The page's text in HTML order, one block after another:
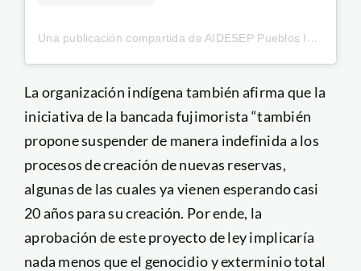
Una publicación compartida de AIDESEP Pueblos Indígenas (@aidesepperu)
La organización indígena también afirma que la
iniciativa de la bancada fujimorista “también
propone suspender de manera indefinida a los
procesos de creación de nuevas reservas,
algunas de las cuales ya vienen esperando casi
20 años para su creación. Por ende, la
aprobación de este proyecto de ley implicaría
nada menos que el genocidio y exterminio total